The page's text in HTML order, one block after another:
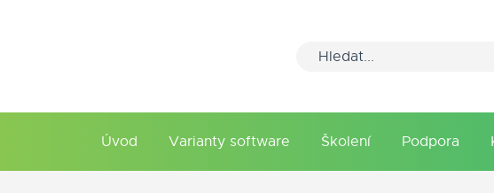
Úvod Varianty software Školení Podpora